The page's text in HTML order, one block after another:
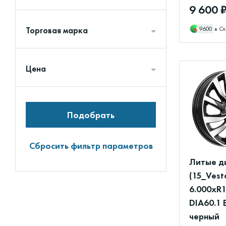
Торговая марка
Цена
Подобрать
Сбросить фильтр параметров
9 600
9600 в
Литые
DIA60.1
черный